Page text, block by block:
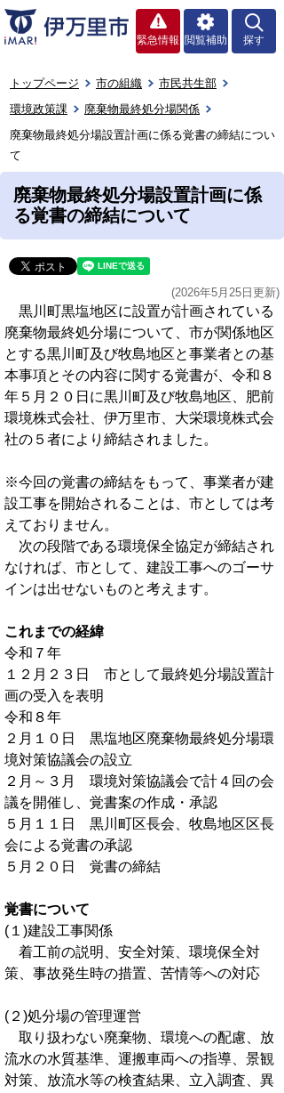
緊急情報 閲覧補助 探す
トップページ 市の組織
市民共生部
環境政策課
廃棄物最終処分場関係
廃棄物最終処分場設置計画に係る覚書の締結につい
て
廃棄物最終処分場設置計画に係
る覚書の締結について
(2026年5月25日更新)
黒川町黒塩地区に設置が計画されている
廃棄物最終処分場について、市が関係地区
とする黒川町及び牧島地区と事業者との基
本事項とその内容に関する覚書が、令和８
年５月２０日に黒川町及び牧島地区、肥前
環境株式会社、伊万里市、大栄環境株式会
社の５者により締結されました。
※今回の覚書の締結をもって、事業者が建
設工事を開始されることは、市としては考
えておりません。
次の段階である環境保全協定が締結され
なければ、市として、建設工事へのゴーサ
インは出せないものと考えます。
これまでの経緯
令和７年
１２月２３日 市として最終処分場設置計
画の受入を表明
令和８年
２月１０日 黒塩地区廃棄物最終処分場環
境対策協議会の設立
２月～３月 環境対策協議会で計４回の会
議を開催し、覚書案の作成・承認
５月１１日 黒川町区長会、牧島地区区長
会による覚書の承認
５月２０日 覚書の締結
覚書について
(１)建設工事関係
着工前の説明、安全対策、環境保全対
策、事故発生時の措置、苦情等への対応
(２)処分場の管理運営
取り扱わない廃棄物、環境への配慮、放
流水の水質基準、運搬車両への指導、景観
対策、放流水等の検査結果、立入調査、異